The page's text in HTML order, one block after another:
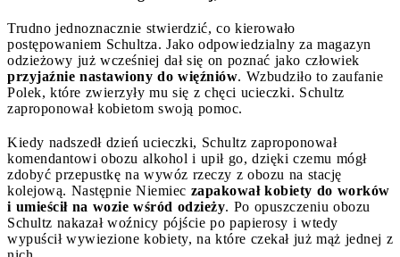
Trudno jednoznacznie stwierdzić, co kierowało
postępowaniem Schultza. Jako odpowiedzialny za magazyn
odzieżowy już wcześniej dał się on poznać jako człowiek
przyjaźnie nastawiony do więźniów. Wzbudziło to zaufanie
Polek, które zwierzyły mu się z chęci ucieczki. Schultz
zaproponował kobietom swoją pomoc.
Kiedy nadszedł dzień ucieczki, Schultz zaproponował
komendantowi obozu alkohol i upił go, dzięki czemu mógł
zdobyć przepustkę na wywóz rzeczy z obozu na stację
kolejową. Następnie Niemiec zapakował kobiety do worków
i umieścił na wozie wśród odzieży. Po opuszczeniu obozu
Schultz nakazał woźnicy pójście po papierosy i wtedy
wypuścił wywiezione kobiety, na które czekał już mąż jednej z